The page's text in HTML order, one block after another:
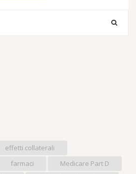
effetti collaterali
farmaci
Medicare Part D